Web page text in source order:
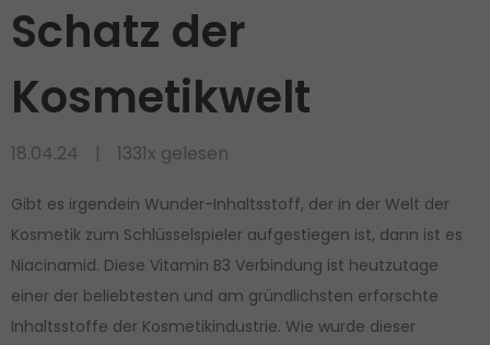
Schatz der
Kosmetikwelt
18.04.24 1331x gelesen
Gibt es irgendein Wunder-Inhaltsstoff, der in der Welt der
Kosmetik zum Schlüsselspieler aufgestiegen ist, dann ist es
Niacinamid. Diese Vitamin B3 Verbindung ist heutzutage
einer der beliebtesten und am gründlichsten erforschte
Inhaltsstoffe der Kosmetikindustrie. Wie wurde dieser